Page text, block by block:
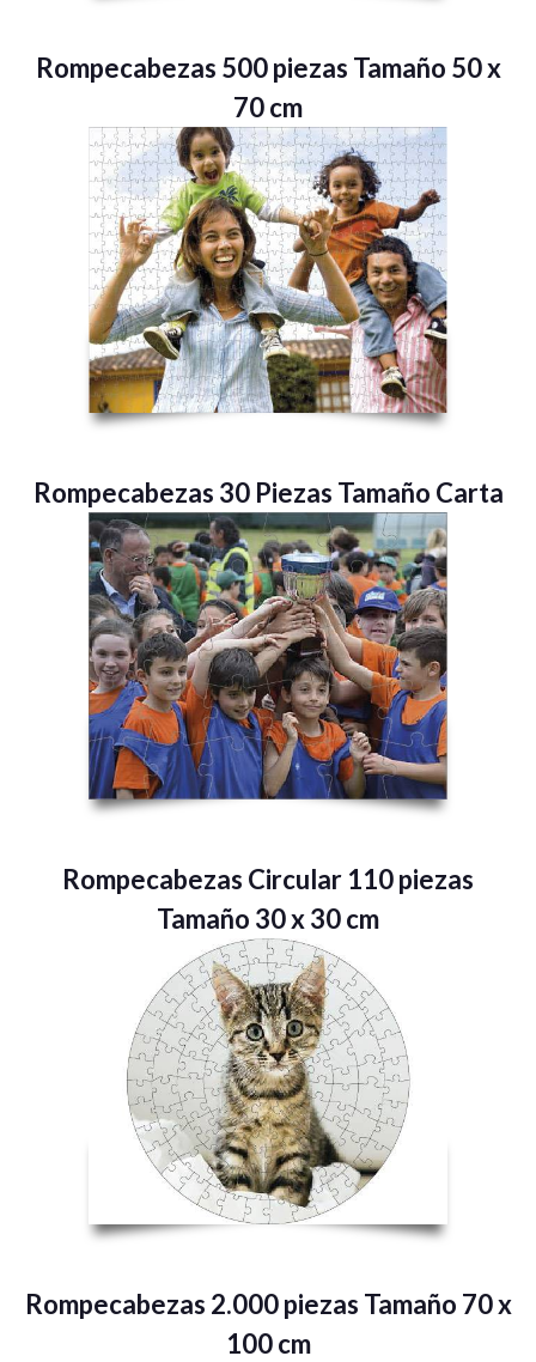
Rompecabezas 500 piezas Tamaño 50 x
70 cm
Rompecabezas 30 Piezas Tamaño Carta
Rompecabezas Circular 110 piezas
Tamaño 30 x 30 cm
Rompecabezas 2.000 piezas Tamaño 70 x
100 cm